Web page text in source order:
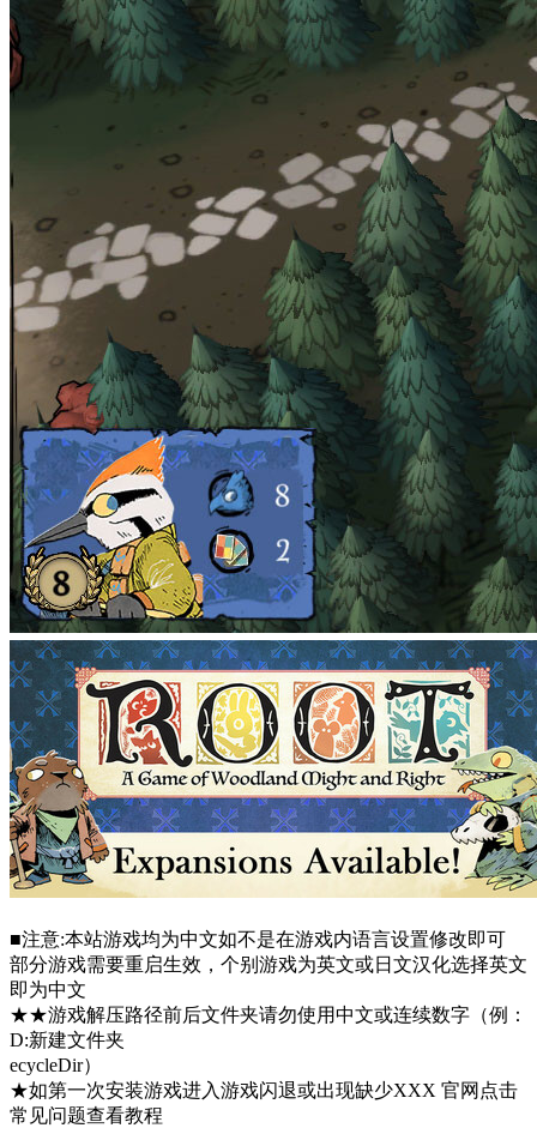
■注意:本站游戏均为中文如不是在游戏内语言设置修改即可
部分游戏需要重启生效，个别游戏为英文或日文汉化选择英文
即为中文
★★游戏解压路径前后文件夹请勿使用中文或连续数字（例：
D:新建文件夹
ecycleDir）
★如第一次安装游戏进入游戏闪退或出现缺少XXX 官网点击
常见问题查看教程